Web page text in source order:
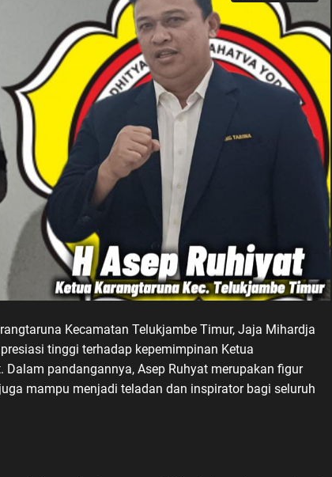
Kecamatan Telukjambe Timur, Jaja Mihardja
tinggi terhadap kepemimpinan Ketua
Dalam pandangannya, Asep Ruhyat merupakan figur
mampu menjadi teladan dan inspirator bagi seluruh